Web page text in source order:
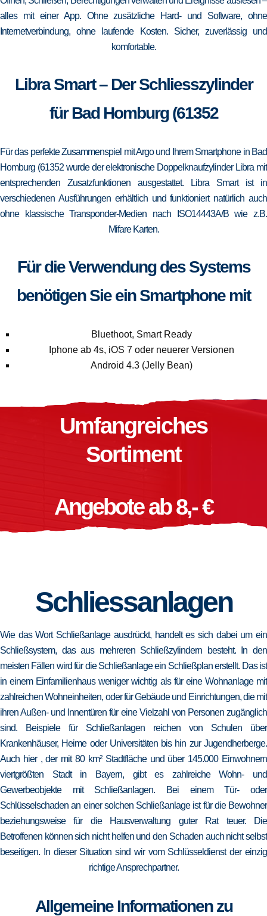
alles mit einer App. Ohne zusätzliche Hard- und Software, ohne
Internetverbindung, ohne laufende Kosten. Sicher, zuverlässig und
komfortable.
Libra Smart – Der Schliesszylinder
für Bad Homburg (61352
Für das perfekte Zusammenspiel mit Argo und Ihrem Smartphone in Bad
Homburg (61352 wurde der elektronische Doppelknaufzylinder Libra mit
entsprechenden Zusatzfunktionen ausgestattet. Libra Smart ist in
verschiedenen Ausführungen erhältlich und funktioniert natürlich auch
ohne klassische Transponder-Medien nach ISO14443A/B wie z.B.
Mifare Karten.
Für die Verwendung des Systems
benötigen Sie ein Smartphone mit
Bluethoot, Smart Ready
Iphone ab 4s, iOS 7 oder neuerer Versionen
Android 4.3 (Jelly Bean)
Umfangreiches
Sortiment
Angebote ab 8,- €
Schliessanlagen
Wie das Wort Schließanlage ausdrückt, handelt es sich dabei um ein
Schließsystem, das aus mehreren Schließzylindern besteht. In den
meisten Fällen wird für die Schließanlage ein Schließplan erstellt. Das ist
in einem Einfamilienhaus weniger wichtig als für eine Wohnanlage mit
zahlreichen Wohneinheiten, oder für Gebäude und Einrichtungen, die mit
ihren Außen- und Innentüren für eine Vielzahl von Personen zugänglich
sind. Beispiele für Schließanlagen reichen von Schulen über
Krankenhäuser, Heime oder Universitäten bis hin zur Jugendherberge.
Auch hier , der mit 80 km² Stadtfläche und über 145.000 Einwohnern
viertgrößten Stadt in Bayern, gibt es zahlreiche Wohn- und
Gewerbeobjekte mit Schließanlagen. Bei einem Tür- oder
Schlüsselschaden an einer solchen Schließanlage ist für die Bewohner
beziehungsweise für die Hausverwaltung guter Rat teuer. Die
Betroffenen können sich nicht helfen und den Schaden auch nicht selbst
beseitigen. In dieser Situation sind wir vom Schlüsseldienst der einzig
richtige Ansprechpartner.
Allgemeine Informationen zu